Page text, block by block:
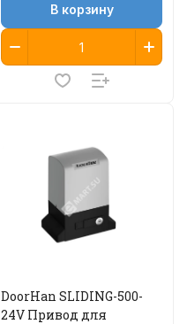
В корзину
DoorHan SLIDING-500-
24V Привод для